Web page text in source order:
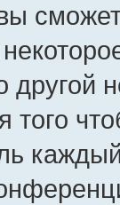
другой
того